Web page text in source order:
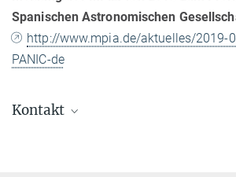
Spanischen Astronomischen
http://www.mpia.de/aktuelles/2019-
PANIC-de
Kontakt